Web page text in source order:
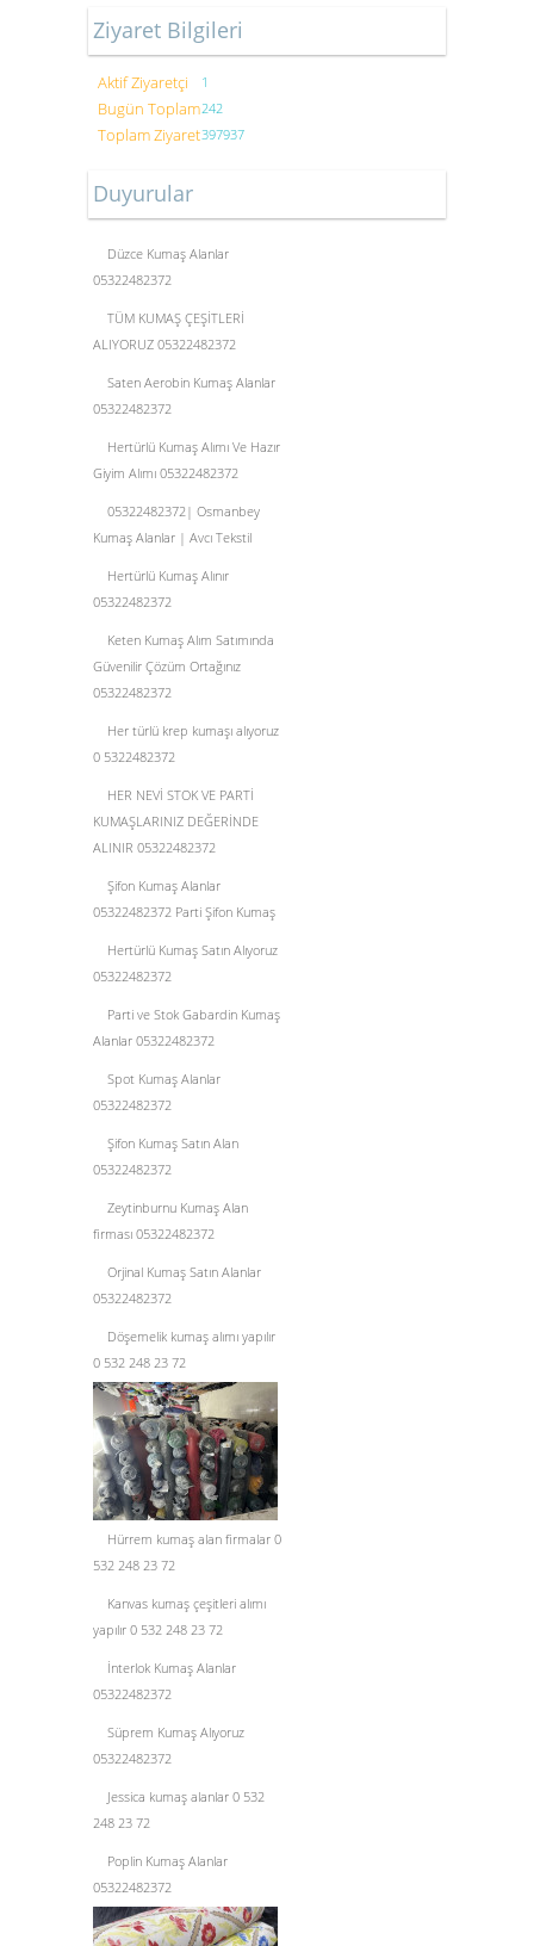
Ziyaret Bilgileri
Aktif Ziyaretçi 1
Bugün Toplam242
Toplam Ziyaret397937
Duyurular
Düzce Kumaş Alanlar
05322482372
TÜM KUMAŞ ÇEŞİTLERİ
ALIYORUZ 05322482372
Saten Aerobin Kumaş Alanlar
05322482372
Hertürlü Kumaş Alımı Ve Hazır
Giyim Alımı 05322482372
05322482372| Osmanbey
Kumaş Alanlar | Avcı Tekstil
Hertürlü Kumaş Alınır
05322482372
Keten Kumaş Alım Satımında
Güvenilir Çözüm Ortağınız
05322482372
Her türlü krep kumaşı alıyoruz
0 5322482372
HER NEVİ STOK VE PARTİ
KUMAŞLARINIZ DEĞERİNDE
ALINIR 05322482372
Şifon Kumaş Alanlar
05322482372 Parti Şifon Kumaş
Hertürlü Kumaş Satın Alıyoruz
05322482372
Parti ve Stok Gabardin Kumaş
Alanlar 05322482372
Spot Kumaş Alanlar
05322482372
Şifon Kumaş Satın Alan
05322482372
Zeytinburnu Kumaş Alan
firması 05322482372
Orjinal Kumaş Satın Alanlar
05322482372
Döşemelik kumaş alımı yapılır
0 532 248 23 72
Hürrem kumaş alan firmalar 0
532 248 23 72
Kanvas kumaş çeşitleri alımı
yapılır 0 532 248 23 72
İnterlok Kumaş Alanlar
05322482372
Süprem Kumaş Alıyoruz
05322482372
Jessica kumaş alanlar 0 532
248 23 72
Poplin Kumaş Alanlar
05322482372